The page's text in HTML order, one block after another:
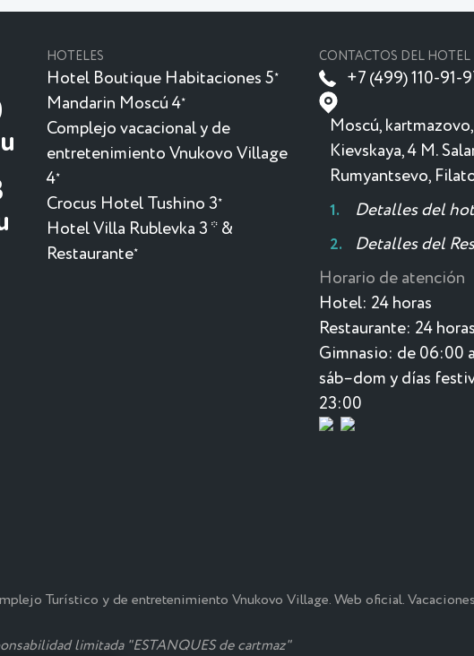
HOTELES
Hotel Boutique Habitaciones 5★
Mandarin Moscú 4★
Complejo vacacional y de
entretenimiento Vnukovo Village
4★
Crocus Hotel Tushino 3★
Hotel Villa Rublevka 3 * &
Restaurante★
CONTACTOS DEL HOTEL
+7 (499) 110-91-
Moscú, kartmazovo,
Kievskaya, 4 M.
Rumyantsevo,
Detalles del
Detalles del
Horario de atención
Hotel: 24 horas
Restaurante: 24 horas
Gimnasio: de 06:00
sáb–dom y días
23:00
Turístico y de entretenimiento Vnukovo Village. Web oficial.
limitada "ESTANQUES de cartmaz"